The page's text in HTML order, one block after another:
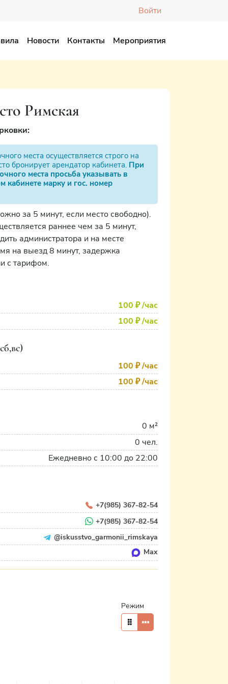
Войти
Новости Контакты Мероприятия
Римская
места осуществляется строго на
бронирует арендатор кабинета. При
места просьба указывать в
кабинете марку и гос. номер
за 5 минут, если место свободно).
раннее чем за 5 минут,
администратора и на месте
на выезд 8 минут, задержка
с тарифом.
100 ₽/час
100 ₽/час
100 ₽/час
100 ₽/час
0 м²
0 чел.
Ежедневно с 10:00 до 22:00
+7(985) 367-82-54
+7(985) 367-82-54
@iskusstvo_garmonii_rimskaya
Max
Режим